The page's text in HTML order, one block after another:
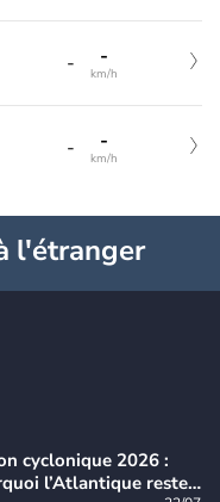
- -
km/h
- -
km/h
l'étranger
cyclonique 2026 :
l’Atlantique reste